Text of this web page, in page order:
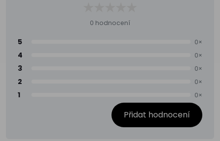
0 hodnocení
5 0×
4 0×
3 0×
2 0×
1 0×
Přidat hodnocení